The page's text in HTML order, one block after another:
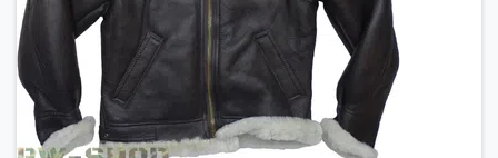
Aus Beständen der US Army
Modell Combat Flight Boots 690V cold weather
sage green
Verstärkter Zehen und Fersenbereich
Widerstandsfähig und robust
Lasche am hinteren Schaft für schnelleren